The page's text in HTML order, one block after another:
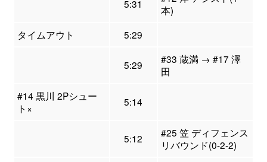
5:31
本)
タイムアウト
5:29
5:29
#33 蔵満 → #17 澤
田
#14 黒川 2Pシュー
ト×
5:14
5:12
#25 笠 ディフェンス
リバウンド(0-2-2)